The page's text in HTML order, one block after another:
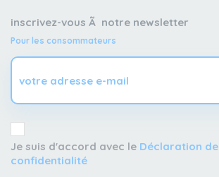
inscrivez-vous Ã notre newsletter
Pour les consommateurs
Je suis d'accord avec le Déclaration de
confidentialité